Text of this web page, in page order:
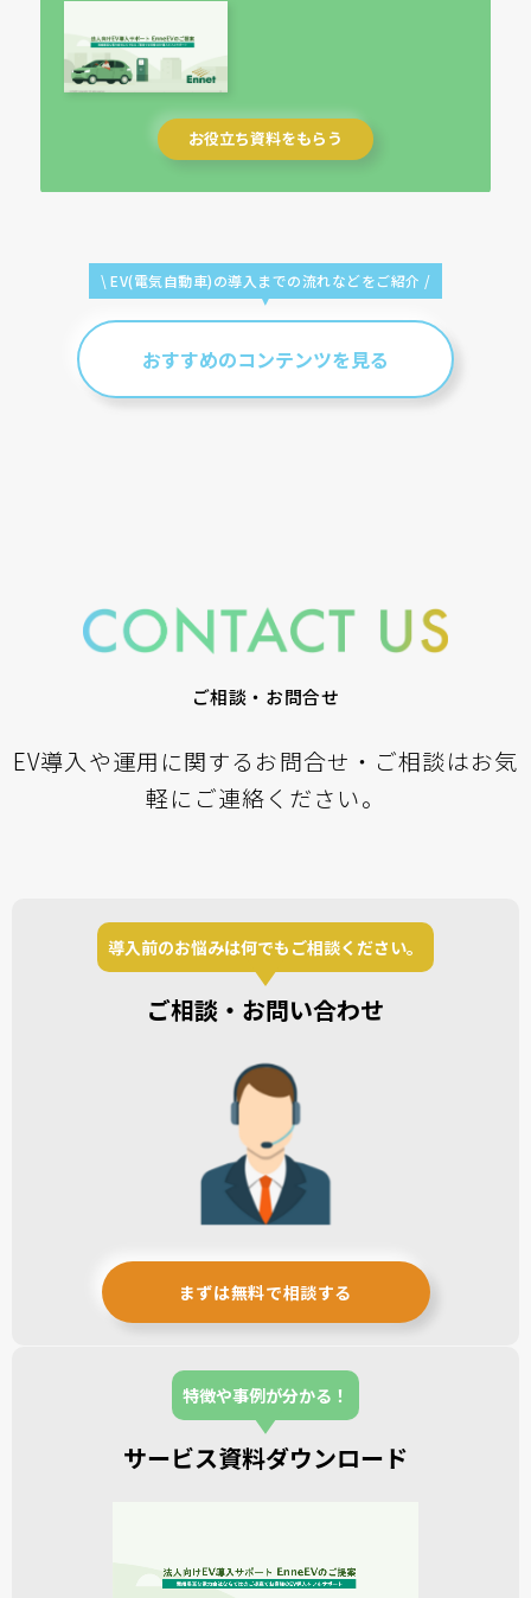
お役立ち資料をもらう
\ EV(電気自動車)の導入までの流れなどをご紹介 /
おすすめのコンテンツを見る
ご相談・お問合せ
EV導入や運用に関するお問合せ・ご相談はお気
軽にご連絡ください。
導入前のお悩みは何でもご相談ください。
ご相談・お問い合わせ
まずは無料で相談する
特徴や事例が分かる！
サービス資料ダウンロード